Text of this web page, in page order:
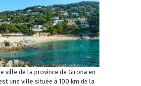
ville de la province de Girona en
une ville située à 100 km de la